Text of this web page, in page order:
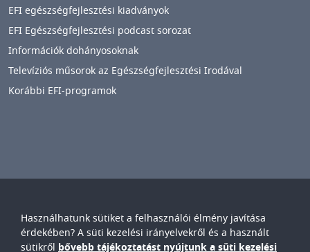
Használhatunk sütiket a felhasználói élmény javítása
érdekében? A süti kezelési irányelvekről és a használt
sütikről bővebb tájékoztatást nyújtunk a süti kezelési
EFI egészségfejlesztési kiadványok
EFI Egészségfejlesztési podcast sorozat
Információk dohányosoknak
Televíziós műsorok az Egészségfejlesztési Irodával
Korábbi EFI-programok
Győr-Moson-Sopron Vármegyei
Petz Aladár
Egyetemi Oktató Kórház